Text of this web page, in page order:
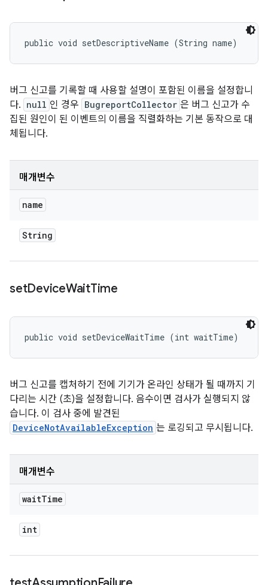
public void setDescriptiveName (String name)
버그 신고를 기록할 때 사용할 설명이 포함된 이름을 설정합니
다. null 인 경우 BugreportCollector 은 버그 신고가 수
집된 원인이 된 이벤트의 이름을 직렬화하는 기본 동작으로 대
체됩니다.
매개변수
name
String
setDeviceWaitTime
public void setDeviceWaitTime (int waitTime)
버그 신고를 캡처하기 전에 기기가 온라인 상태가 될 때까지 기
다리는 시간 (초)을 설정합니다. 음수이면 검사가 실행되지 않
습니다. 이 검사 중에 발견된
DeviceNotAvailableException 는 로깅되고 무시됩니다.
매개변수
waitTime
int